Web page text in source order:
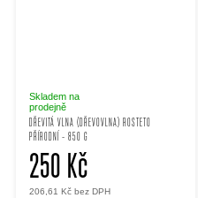
DŘEVITÁ VLNA (DŘEVOVLNA) ROSTETO
PŘÍRODNÍ - 850 G
Skladem na
prodejně
206,61 Kč bez DPH
250 Kč